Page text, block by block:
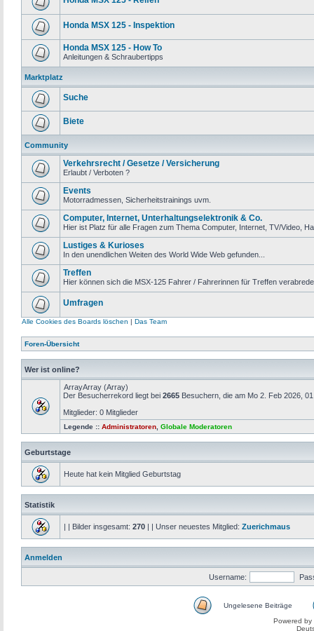
Honda MSX 125 - Inspektion
Honda MSX 125 - How To
Anleitungen & Schraubertipps
Marktplatz
Suche
Biete
Community
Verkehrsrecht / Gesetze / Versicherung
Erlaubt / Verboten ?
Events
Motorradmessen, Sicherheitstrainings uvm.
Computer, Internet, Unterhaltungselektronik & Co.
Hier ist Platz für alle Fragen zum Thema Computer, Internet, TV/Video,
Lustiges & Kurioses
In den unendlichen Weiten des World Wide Web gefunden...
Treffen
Hier können sich die MSX-125 Fahrer / Fahrerinnen für Treffen
Umfragen
Alle Cookies des Boards löschen | Das Team
Foren-Übersicht
Wer ist online?
ArrayArray (Array)
Der Besucherrekord liegt bei 2665 Besuchern, die am Mo 2. Feb 2026,
Mitglieder: 0 Mitglieder
Legende :: Administratoren Globale Moderatoren
Geburtstage
Heute hat kein Mitglied Geburtstag
Statistik
| | Bilder insgesamt: 270 | | Unser neuestes Mitglied: Zuerichmaus
Anmelden
Username:
Ungelesene Beiträge
Powered by